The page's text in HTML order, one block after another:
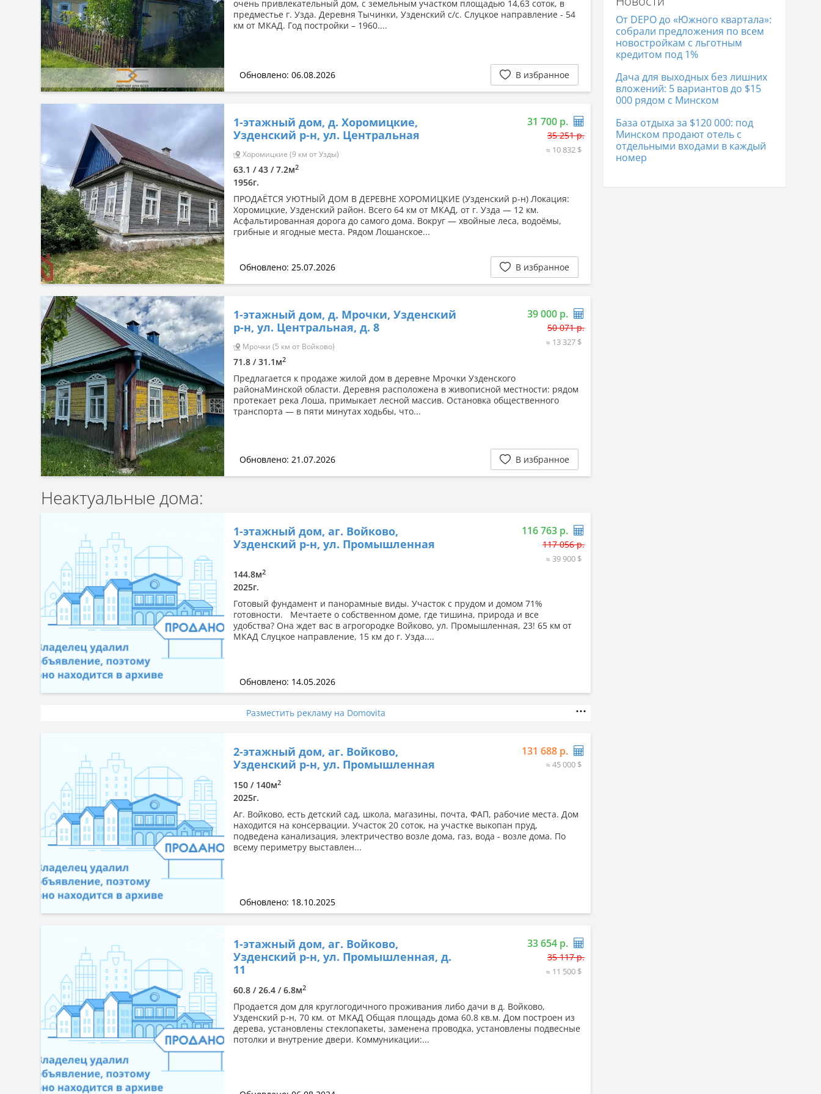
очень привлекательный дом, с земельным участком площадью 14,63 соток, в
предместье г. Узда. Деревня Тычинки, Узденский с/с. Слуцкое направление - 54
км от МКАД. Год постройки – 1960....
Обновлено: 06.08.2026 В избранное
1-этажный дом, д. Хоромицкие,
Узденский р-н, ул. Центральная
Хоромицкие (9 км от Узды)
31 700 р.
35 251 р.
≈ 10 832 $
63.1 / 43 / 7.2м2
1956г.
ПРОДАЁТСЯ УЮТНЫЙ ДОМ В ДЕРЕВНЕ ХОРОМИЦКИЕ (Узденский р-н) Локация:
Хоромицкие, Узденский район. Всего 64 км от МКАД, от г. Узда — 12 км.
Асфальтированная дорога до самого дома. Вокруг — хвойные леса, водоёмы,
грибные и ягодные места. Рядом Лошанское...
Обновлено: 25.07.2026 В избранное
1-этажный дом, д. Мрочки, Узденский
р-н, ул. Центральная, д. 8
Мрочки (5 км от Войково)
39 000 р.
50 071 р.
≈ 13 327 $
71.8 / 31.1м2
Предлагается к продаже жилой дом в деревне Мрочки Узденского
районаМинской области. Деревня расположена в живописной местности: рядом
протекает река Лоша, примыкает лесной массив. Остановка общественного
транспорта — в пяти минутах ходьбы, что...
Обновлено: 21.07.2026 В избранное
Неактуальные дома:
1-этажный дом, аг. Войково,
Узденский р-н, ул. Промышленная
116 763 р.
117 056 р.
≈ 39 900 $
144.8м2
2025г.
Готовый фундамент и панорамные виды. Участок с прудом и домом 71%
готовности. Мечтаете о собственном доме, где тишина, природа и все
удобства? Она ждет вас в агрогородке Войково, ул. Промышленная, 23! 65 км от
МКАД Слуцкое направление, 15 км до г. Узда....
Обновлено: 14.05.2026
Разместить рекламу на Domovita
2-этажный дом, аг. Войково,
Узденский р-н, ул. Промышленная
131 688 р.
≈ 45 000 $
150 / 140м2
2025г.
Аг. Войково, есть детский сад, школа, магазины, почта, ФАП, рабочие места. Дом
находится на консервации. Участок 20 соток, на участке выкопан пруд,
подведена канализация, электричество возле дома, газ, вода - возле дома. По
всему периметру выставлен...
Обновлено: 18.10.2025
1-этажный дом, аг. Войково,
Узденский р-н, ул. Промышленная, д.
11
33 654 р.
35 117 р.
≈ 11 500 $
60.8 / 26.4 / 6.8м2
Продается дом для круглогодичного проживания либо дачи в д. Войково,
Узденский р-н, 70 км. от МКАД Общая площадь дома 60.8 кв.м. Дом построен из
дерева, установлены стеклопакеты, заменена проводка, установлены подвесные
потолки и внутрение двери. Коммуникации:...
Дома в Полоцке
Дома в Гродно
Дома в Лиде 169 669 р.
От DEPO до «Южного квартала»:
собрали предложения по всем
новостройкам с льготным
кредитом под 1%
Дача для выходных без лишних
вложений: 5 вариантов до $15
000 рядом с Минском
База отдыха за $120 000: под
Минском продают отель с
отдельными входами в каждый
номер